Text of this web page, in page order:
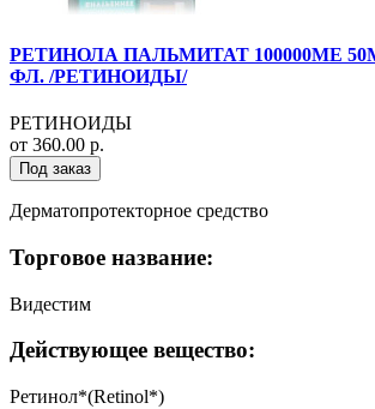
РЕТИНОЛА ПАЛЬМИТАТ 100000МЕ
ФЛ. /РЕТИНОИДЫ/
РЕТИНОИДЫ
от 360.00 р.
Под заказ
Дерматопротекторное средство
Торговое название:
Видестим
Действующее вещество:
Ретинол*(Retinol*)